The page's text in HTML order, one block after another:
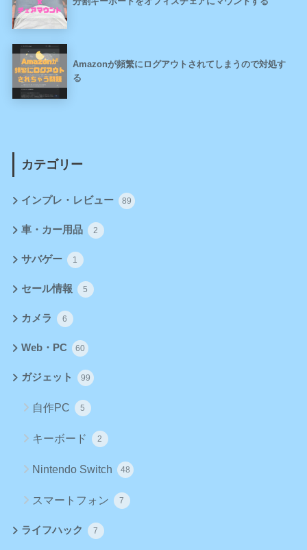
Amazonが頻繁にログアウトされてしまうので対処す
る
カテゴリー
インプレ・レビュー 89
車・カー用品 2
サバゲー 1
セール情報 5
カメラ 6
Web・PC 60
ガジェット 99
自作PC 5
キーボード 2
Nintendo Switch 48
スマートフォン 7
ライフハック 7